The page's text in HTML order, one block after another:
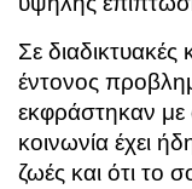
Σε
έντονος
εκφράστηκαν με
κοινωνία έχει
ζωές και ότι το